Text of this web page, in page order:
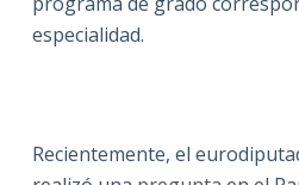
especialidad.
Recientemente, el